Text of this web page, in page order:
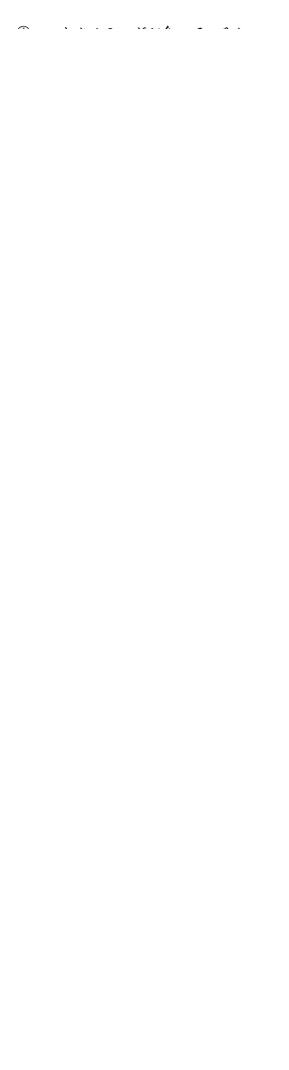
①フットタイミングが合っているか